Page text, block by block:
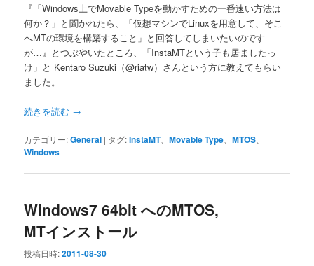
『「Windows上でMovable Typeを動かすための一番速い方法は
何か？」と聞かれたら、「仮想マシンでLinuxを用意して、そこ
へMTの環境を構築すること」と回答してしまいたいのです
が…』とつぶやいたところ、「InstaMTという子も居ましたっ
け」と Kentaro Suzuki（@riatw）さんという方に教えてもらい
ました。
続きを読む →
カテゴリー:General | タグ:InstaMT、Movable Type 、MTOS
Windows
Windows7 64bit へのMTOS,
MTインストール
投稿日時:2011-08-30